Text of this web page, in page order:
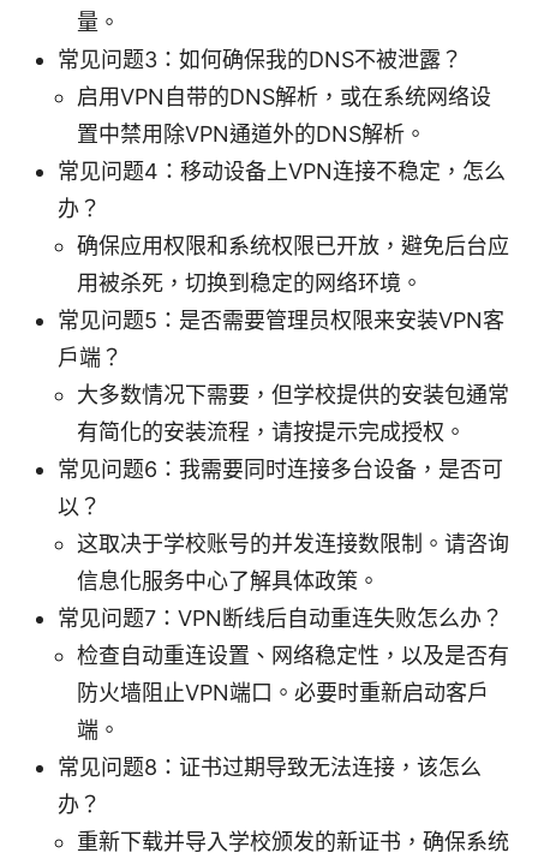
量。
常见问题3：如何确保我的DNS不被泄露？
启用VPN自带的DNS解析，或在系统网络设
置中禁用除VPN通道外的DNS解析。
常见问题4：移动设备上VPN连接不稳定，怎么
办？
确保应用权限和系统权限已开放，避免后台应
用被杀死，切换到稳定的网络环境。
常见问题5：是否需要管理员权限来安装VPN客
户端？
大多数情况下需要，但学校提供的安装包通常
有简化的安装流程，请按提示完成授权。
常见问题6：我需要同时连接多台设备，是否可
以？
这取决于学校账号的并发连接数限制。请咨询
信息化服务中心了解具体政策。
常见问题7：VPN断线后自动重连失败怎么办？
检查自动重连设置、网络稳定性，以及是否有
防火墙阻止VPN端口。必要时重新启动客户
端。
常见问题8：证书过期导致无法连接，该怎么
办？
重新下载并导入学校颁发的新证书，确保系统